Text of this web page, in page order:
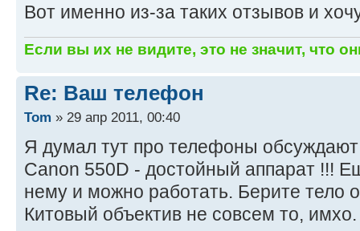
Вот именно из-за таких отзывов и
Если вы их не видите, это не значит, что
Re: Ваш телефон
Tom » 29 апр 2011, 00:40
Я думал тут про телефоны
Canon 550D - достойный аппарат !!!
нему и можно работать. Берите тело
Китовый объектив не совсем то, имхо.